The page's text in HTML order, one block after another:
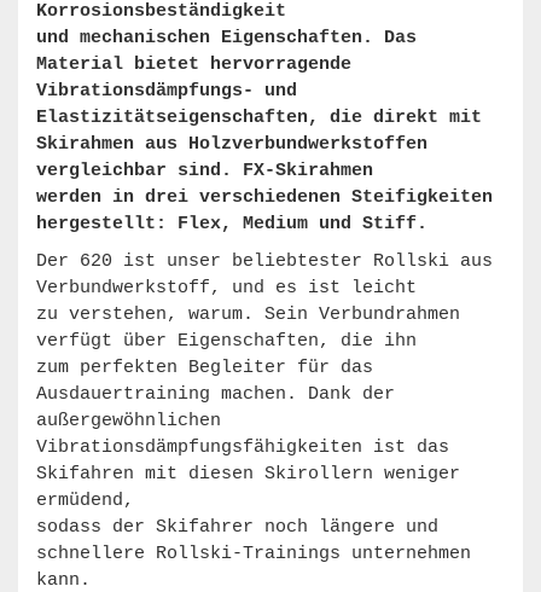
Korrosionsbeständigkeit
und mechanischen Eigenschaften. Das
Material bietet hervorragende
Vibrationsdämpfungs- und
Elastizitätseigenschaften, die direkt mit
Skirahmen aus Holzverbundwerkstoffen
vergleichbar sind. FX-Skirahmen
werden in drei verschiedenen Steifigkeiten
hergestellt: Flex, Medium und Stiff.
Der 620 ist unser beliebtester Rollski aus
Verbundwerkstoff, und es ist leicht
zu verstehen, warum. Sein Verbundrahmen
verfügt über Eigenschaften, die ihn
zum perfekten Begleiter für das
Ausdauertraining machen. Dank der
außergewöhnlichen
Vibrationsdämpfungsfähigkeiten ist das
Skifahren mit diesen Skirollern weniger
ermüdend,
sodass der Skifahrer noch längere und
schnellere Rollski-Trainings unternehmen
kann.